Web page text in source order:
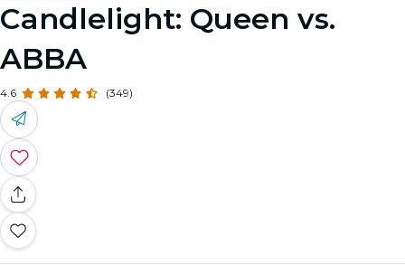
Candlelight: Queen vs.
ABBA
4.6 (349)